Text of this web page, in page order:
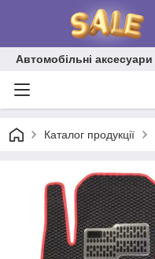
Автомобільні аксесуари
Каталог продукції